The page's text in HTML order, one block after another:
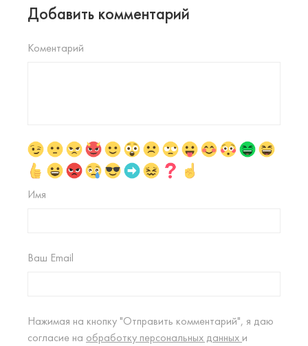
Добавить комментарий
Коментарий
Имя
Ваш Email
Нажимая на кнопку "Отправить комментарий", я даю
согласие на обработку персональных данных и